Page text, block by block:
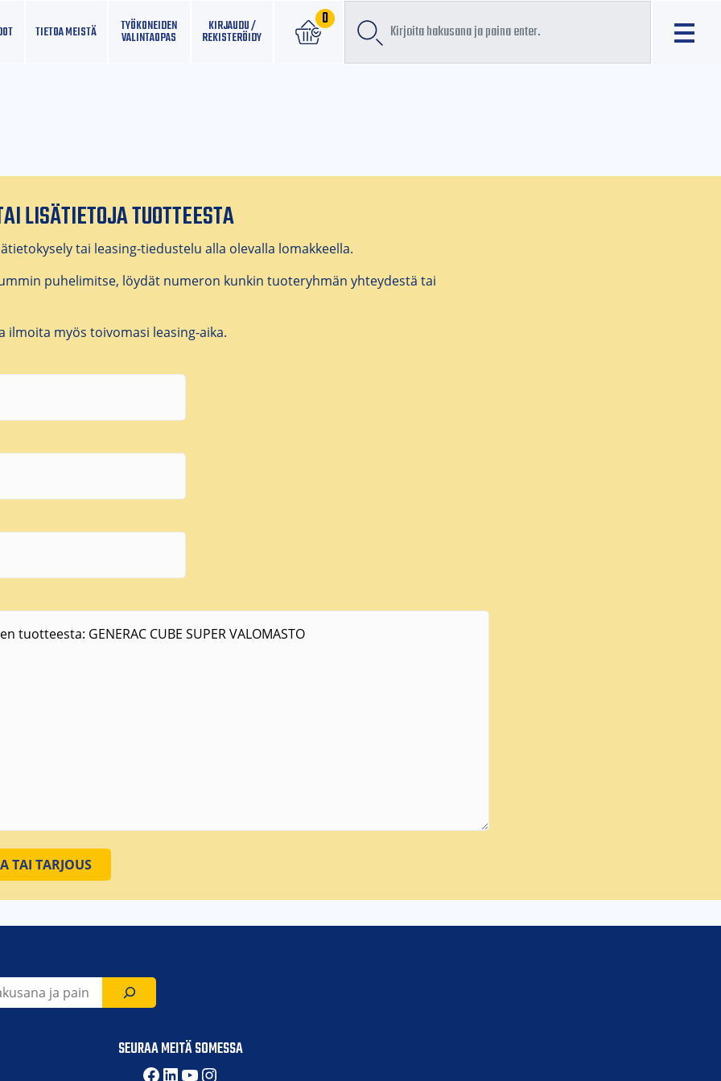
0
TIETOA MEISTÄ TYÖKONEIDEN
VALINTAOPAS
KIRJAUDU /
REKISTERÖIDY
LISÄTIETOJA TUOTTEESTA
tai leasing-tiedustelu alla olevalla lomakkeella.
puhelimitse, löydät numeron kunkin tuoteryhmän yhteydestä tai
ilmoita myös toivomasi leasing-aika.
SEURAA MEITÄ SOMESSA
Facebook
LinkedIn
YouTube
Instagram